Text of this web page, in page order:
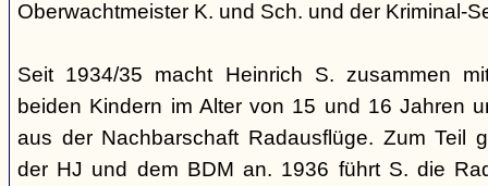
Oberwachtmeister K. und Sch. und der Kriminal-
Seit 1934/35 macht Heinrich S. zusammen
beiden Kindern im Alter von 15 und 16 Jahren
aus der Nachbarschaft Radausflüge. Zum Teil
der HJ und dem BDM an. 1936 führt S. die